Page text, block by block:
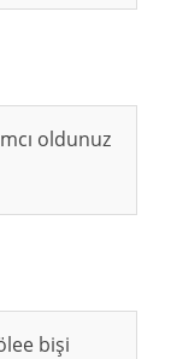
oldunuz
bişi